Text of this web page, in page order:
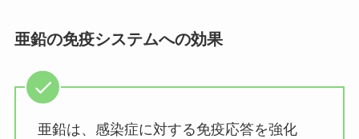
亜鉛の免疫システムへの効果
亜鉛は、感染症に対する免疫応答を強化